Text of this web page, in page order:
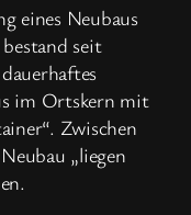
eines Neubaus
seit
im Ortskern mit
Zwischen
„liegen